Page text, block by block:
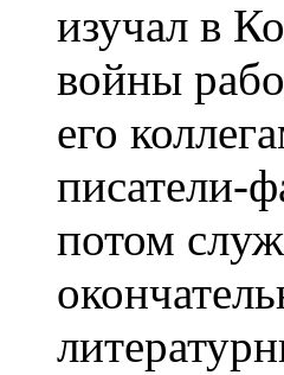
изучал в
войны
его
писатели-
потом